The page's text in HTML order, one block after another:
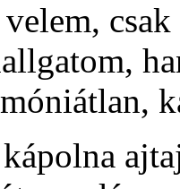
csak